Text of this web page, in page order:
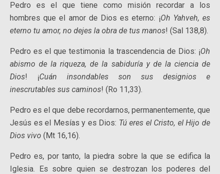
Pedro es el que tiene como misión recordar a los
hombres que el amor de Dios es eterno: ¡Oh Yahveh, es
eterno tu amor, no dejes la obra de tus manos! (Sal 138,8).
Pedro es el que testimonia la trascendencia de Dios: ¡Oh
abismo de la riqueza, de la sabiduría y de la ciencia de
Dios! ¡Cuán insondables son sus designios e
inescrutables sus caminos! (Ro 11,33).
Pedro es el que debe recordarnos, permanentemente, que
Jesús es el Mesías y es Dios: Tú eres el Cristo, el Hijo de
Dios vivo (Mt 16,16).
Pedro es, por tanto, la piedra sobre la que se edifica la
Iglesia. Es sobre quien se destrozan los poderes del